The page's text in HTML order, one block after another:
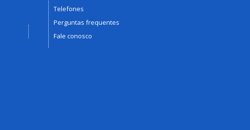
Telefones
Perguntas frequentes
Fale conosco